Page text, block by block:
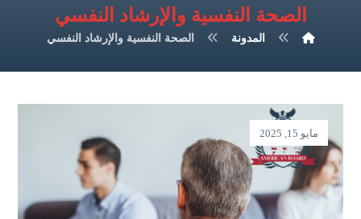
الصحة النفسية والإرشاد النفسي
المدونة الصحة النفسية والإرشاد النفسي
مايو 15, 2025